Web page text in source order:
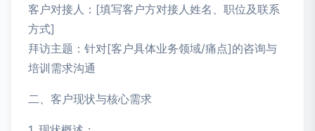
客户对接人：[填写客户方对接人姓名、职位及联系
方式]
拜访主题：针对[客户具体业务领域/痛点]的咨询与
培训需求沟通
二、客户现状与核心需求